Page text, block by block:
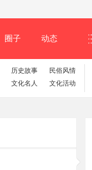
圈子 动态
历史故事
民俗风情
文化名人 文化活动